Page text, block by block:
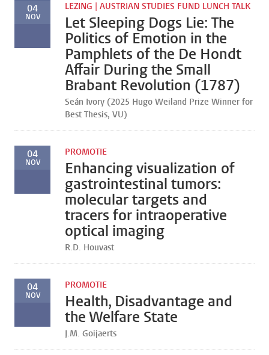
04
NOV
LEZING | AUSTRIAN STUDIES FUND LUNCH TALK
Let Sleeping Dogs Lie: The
Politics of Emotion in the
Pamphlets of the De Hondt
Affair During the Small
Brabant Revolution (1787)
Seán Ivory (2025 Hugo Weiland Prize Winner for
Best Thesis, VU)
04
NOV
PROMOTIE
Enhancing visualization of
gastrointestinal tumors:
molecular targets and
tracers for intraoperative
optical imaging
R.D. Houvast
04
NOV
PROMOTIE
Health, Disadvantage and
the Welfare State
J.M. Goijaerts